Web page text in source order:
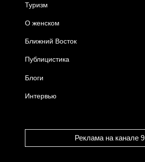
Туризм
О женском
Ближний Восток
Публицистика
Блоги
Интервью
Реклама на канале 9